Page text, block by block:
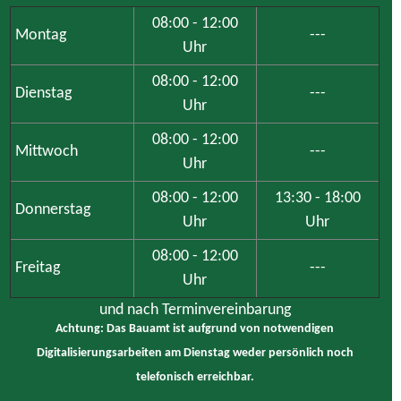
Montag
08:00 - 12:00
Uhr
---
Dienstag
08:00 - 12:00
Uhr
---
Mittwoch
08:00 - 12:00
Uhr
---
Donnerstag
08:00 - 12:00
Uhr
13:30 - 18:00
Uhr
Freitag
08:00 - 12:00
Uhr
---
und nach Terminvereinbarung
Achtung: Das Bauamt ist aufgrund von notwendigen
Digitalisierungsarbeiten am Dienstag weder persönlich noch
telefonisch erreichbar.